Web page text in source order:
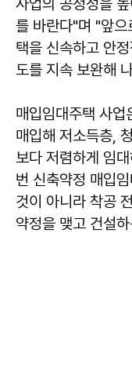
사업의 공정성을
를 바란다"며 "앞
택을 신속하고 안
도를 지속 보완해
매입임대주택 사
매입해 저소득층,
보다 저렴하게 임
번 신축약정 매입
것이 아니라 착공
약정을 맺고 건설